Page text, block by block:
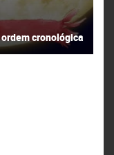
cronológica